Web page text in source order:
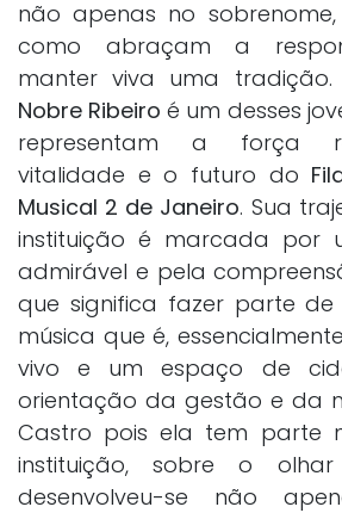
não apenas no
como abraçam a
manter viva uma tradição.
Nobre Ribeiro é um desses
representam a força
vitalidade e o futuro do
Musical 2 de Janeiro. Sua
instituição é marcada por
admirável e pela
que significa fazer parte
música que é,
vivo e um espaço de
orientação da gestão e da
Castro pois ela tem parte
instituição, sobre o
desenvolveu-se não